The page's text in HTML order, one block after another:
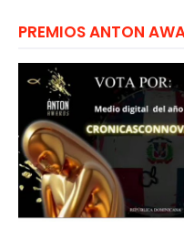
PREMIOS ANTON